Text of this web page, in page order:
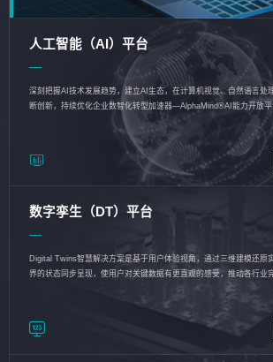
人工智能（AI）平台
深刻把握AI技术发展趋势，建立AI生态，在计算机视觉、自然语言处
断创新，持续优化企业数智化转型加速器—AlphaMind®AI能力开放平
数字孪生（DT）平台
Digital Twins智慧解决方案是基于用户体验视角，通过三维建模还原
界的状态同步呈现，使用户对关键数据有更直观的感受，推动各行业